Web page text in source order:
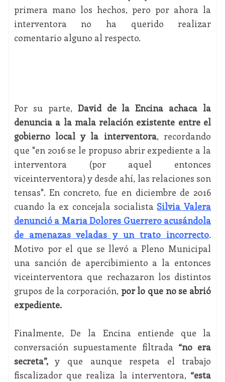
primera mano los hechos, pero por ahora la
interventora no ha querido realizar
comentario alguno al respecto.
Por su parte, David de la Encina achaca la
denuncia a la mala relación existente entre el
gobierno local y la interventora, recordando
que "en 2016 se le propuso abrir expediente a la
interventora (por aquel entonces
viceinterventora) y desde ahí, las relaciones son
tensas". En concreto, fue en diciembre de 2016
cuando la ex concejala socialistaSilvia Valera
denunció a María Dolores Guerrero acusándola
de amenazas veladas y un trato incorrecto.
Motivo por el que se llevó a Pleno Municipal
una sanción de apercibimiento a la entonces
viceinterventora que rechazaron los distintos
grupos de la corporación, por lo que no se abrió
expediente.
Finalmente, De la Encina entiende que la
conversación supuestamente filtrada “no era
secreta”,y que aunque respeta el trabajo
fiscalizador que realiza la interventora, “esta